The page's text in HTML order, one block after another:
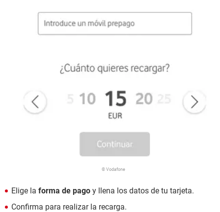
© Vodafone
Elige la forma de pago y llena los datos de tu tarjeta.
Confirma para realizar la recarga.